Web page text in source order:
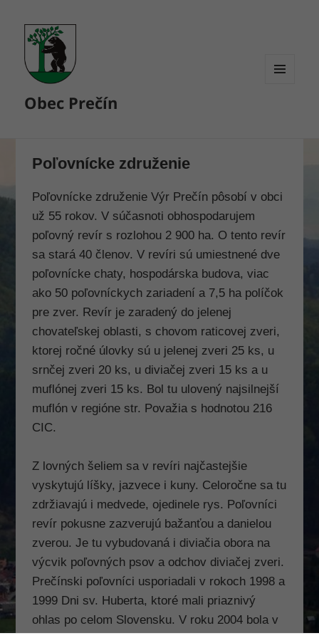
Obec Prečín
Poľovnícke združenie
Poľovnícke združenie Výr Prečín pôsobí v obci
už 55 rokov. V súčasnoti obhospodarujem
poľovný revír s rozlohou 2 900 ha. O tento revír
sa stará 40 členov. V revíri sú umiestnené dve
poľovnícke chaty, hospodárska budova, viac
ako 50 poľovníckych zariadení a 7,5 ha políčok
pre zver. Revír je zaradený do jelenej
chovateľskej oblasti, s chovom raticovej zveri,
ktorej ročné úlovky sú u jelenej zveri 25 ks, u
srnčej zveri 20 ks, u diviačej zveri 15 ks a u
muflónej zveri 15 ks. Bol tu ulovený najsilnejší
muflón v regióne str. Považia s hodnotou 216
CIC.
Z lovných šeliem sa v revíri najčastejšie
vyskytujú líšky, jazvece i kuny. Celoročne sa tu
zdržiavajú i medvede, ojedinele rys. Poľovníci
revír pokusne zazverujú bažanťou a danielou
zverou. Je tu vybudovaná i diviačia obora na
výcvik poľovných psov a odchov diviačej zveri.
Prečínski poľovníci usporiadali v rokoch 1998 a
1999 Dni sv. Huberta, ktoré mali priaznivý
ohlas po celom Slovensku. V roku 2004 bola v